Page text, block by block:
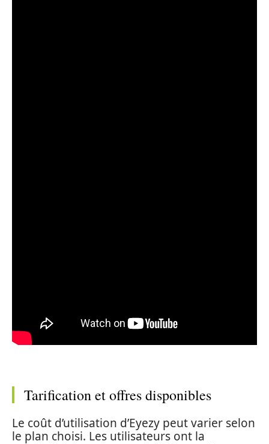
Tarification et offres disponibles
Le coût d’utilisation d’Eyezy peut varier selon
le plan choisi. Les utilisateurs ont la